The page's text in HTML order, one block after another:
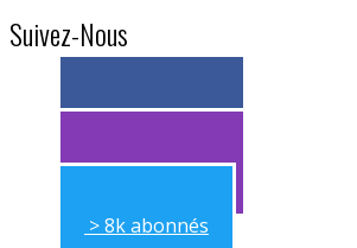
Suivez-Nous
> 11k abonnés
> 11k abonnés
> 8k abonnés